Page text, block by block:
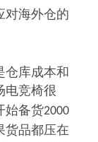
对海外仓的
仓库成本和
电竞椅很
始备货2000
货品都压在